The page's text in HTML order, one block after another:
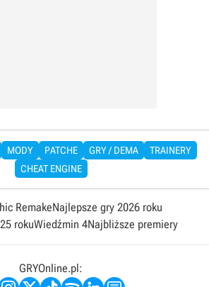
MODY PATCHE GRY / DEMA
TRAINERY
CHEAT ENGINE
RemakeNajlepsze gry 2026 roku
rokuWiedźmin 4Najbliższe premiery
GRYOnline.pl: